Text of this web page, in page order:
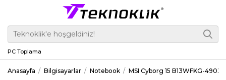
PC Toplama
Anasayfa Bilgisayarlar Notebook MSI Cyborg 15 B13WFKG-